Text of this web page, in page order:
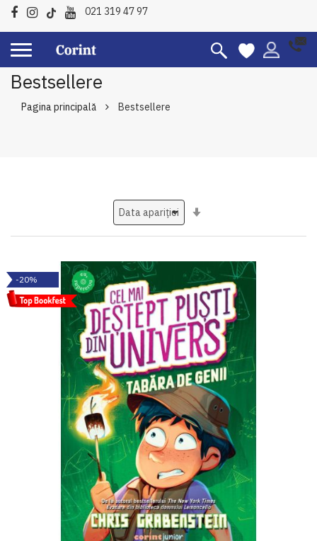
021 319 47 97
Bestsellere
Pagina principală Bestsellere
-20%